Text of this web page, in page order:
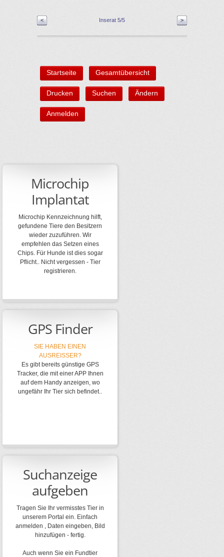
< Inserat 5/5 >
Startseite Gesamtübersicht
Drucken Suchen Ändern
Anmelden
Microchip
Implantat
Microchip Kennzeichnung hilft,
gefundene Tiere den Besitzern
wieder zuzuführen. Wir
empfehlen das Setzen eines
Chips. Für Hunde ist dies sogar
Pflicht.. Nicht vergessen - Tier
registrieren.
GPS Finder
SIE HABEN EINEN
AUSREISSER?
Es gibt bereits günstige GPS
Tracker, die mit einer APP Ihnen
auf dem Handy anzeigen, wo
ungefähr Ihr Tier sich befindet..
Suchanzeige
aufgeben
Tragen Sie Ihr vermisstes Tier in
unserem Portal ein. Einfach
anmelden , Daten eingeben, Bild
hinzufügen - fertig.
Auch wenn Sie ein Fundtier